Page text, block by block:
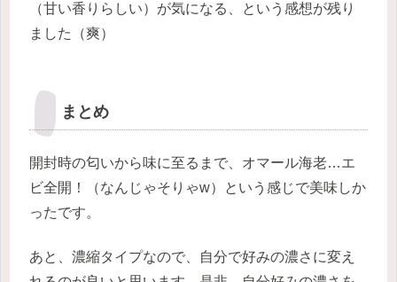
（甘い香りらしい）が気になる、という感想が残り
ました（爽）
まとめ
開封時の匂いから味に至るまで、オマール海老…エ
ビ全開！（なんじゃそりゃw）という感じで美味しか
ったです。
あと、濃縮タイプなので、自分で好みの濃さに変え